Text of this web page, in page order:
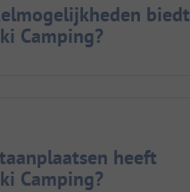
biedt
Camping?
heeft
Camping?